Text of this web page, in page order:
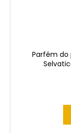
Parfém do